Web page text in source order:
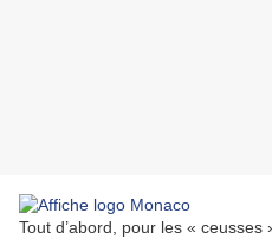
Tout d’abord, pour les « ceusses